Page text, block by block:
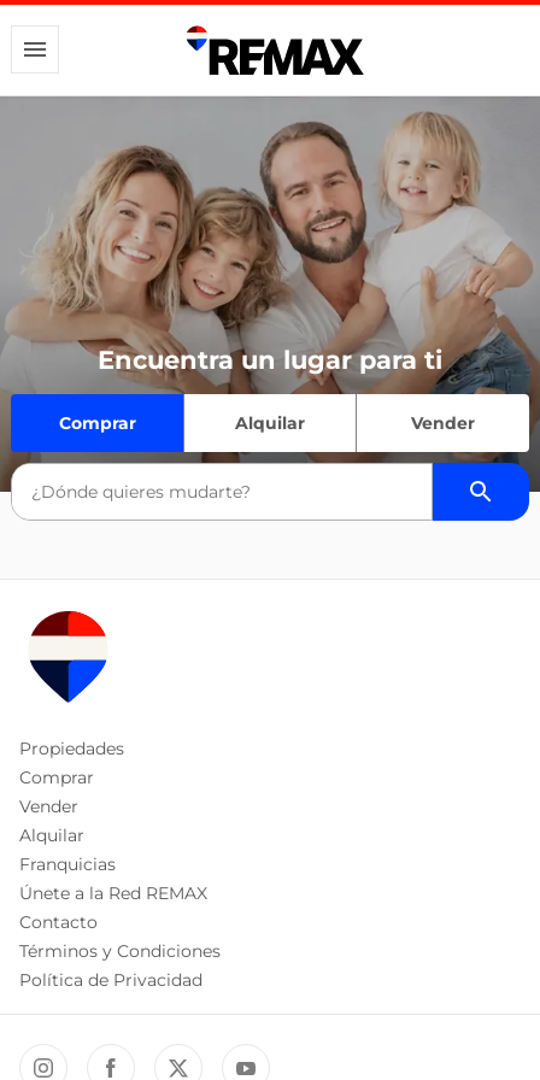
Encuentra un lugar para ti
Comprar Alquilar Vender
Propiedades
Comprar
Vender
Alquilar
Franquicias
Únete a la Red REMAX
Contacto
Términos y Condiciones
Política de Privacidad